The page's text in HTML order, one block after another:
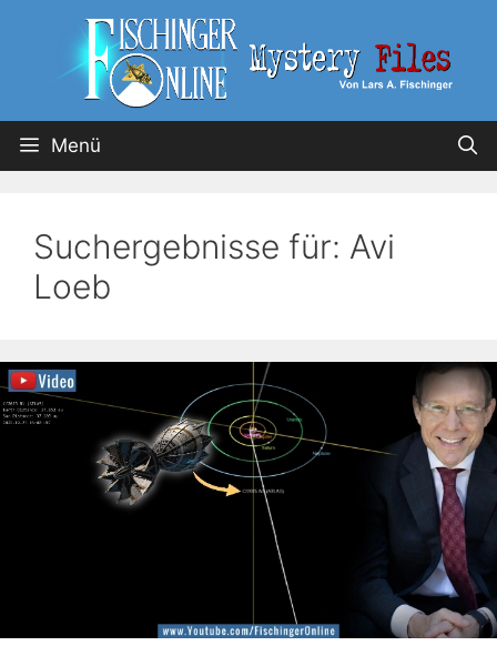
Menü
Suchergebnisse für: Avi
Loeb